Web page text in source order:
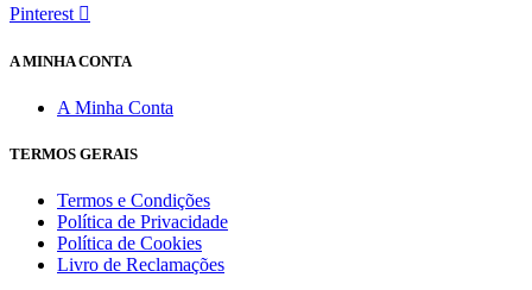
Pinterest
A MINHA CONTA
A Minha Conta
TERMOS GERAIS
Termos e Condições
Política de Privacidade
Política de Cookies
Livro de Reclamações